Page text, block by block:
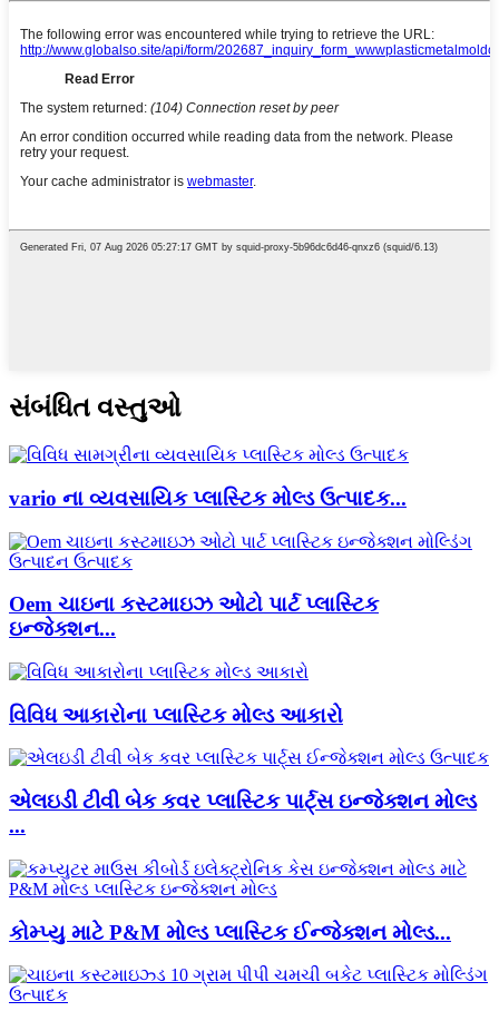
સંબંધિત વસ્તુઓ
vario ના વ્યવસાયિક પ્લાસ્ટિક મોલ્ડ ઉત્પાદક...
Oem ચાઇના કસ્ટમાઇઝ ઓટો પાર્ટ પ્લાસ્ટિક
ઇન્જેક્શન...
વિવિધ આકારોના પ્લાસ્ટિક મોલ્ડ આકારો
એલઇડી ટીવી બેક કવર પ્લાસ્ટિક પાર્ટ્સ ઇન્જેક્શન મોલ્ડ
...
કોમ્પ્યુ માટે P&M મોલ્ડ પ્લાસ્ટિક ઈન્જેક્શન મોલ્ડ...